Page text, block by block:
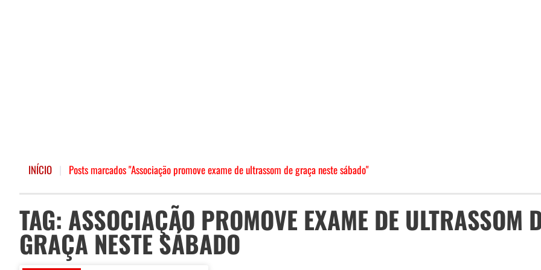
INÍCIO Posts marcados "Associação promove exame de ultrassom de graça neste sábado"
TAG: ASSOCIAÇÃO PROMOVE EXAME DE ULTRASSOM
GRAÇA NESTE SÁBADO